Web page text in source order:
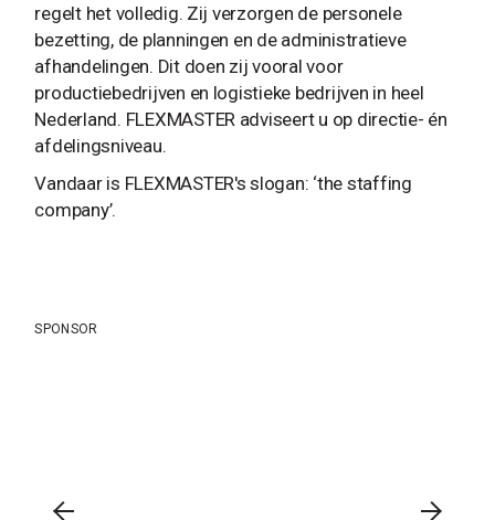
regelt het volledig. Zij verzorgen de personele
bezetting, de planningen en de administratieve
afhandelingen. Dit doen zij vooral voor
productiebedrijven en logistieke bedrijven in heel
Nederland. FLEXMASTER adviseert u op directie- én
afdelingsniveau.
Vandaar is FLEXMASTER's slogan: ‘the staffing
company’.
SPONSOR